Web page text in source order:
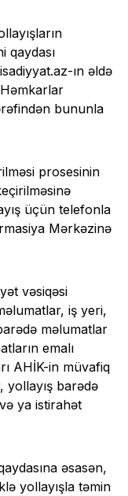
qaydası
ın əldə
bununla
prosesinin
üçün telefonla
Mərkəzinə
vəsiqəsi
iş yeri,
məlumatlar
emalı
AHİK-in müvafiq
yollayış barədə
ya istirahət
əsasən,
yollayışla təmin